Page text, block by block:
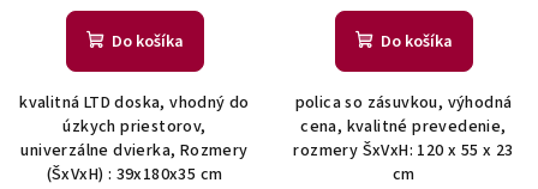
Do košíka
kvalitná LTD doska, vhodný do
úzkych priestorov,
univerzálne dvierka, Rozmery
(ŠxVxH) : 39x180x35 cm
Do košíka
polica so zásuvkou, výhodná
cena, kvalitné prevedenie,
rozmery ŠxVxH: 120 x 55 x 23
cm